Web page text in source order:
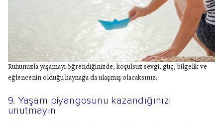
Ruhunuzla yaşamayı öğrendiğinizde, koşulsuz sevgi, güç, bilgelik ve
eğlencenin olduğu kaynağa da ulaşmış olacaksınız.
9. Yaşam piyangosunu kazandığınızı
unutmayın